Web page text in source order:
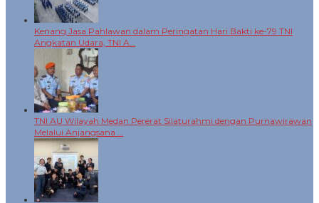
Kenang Jasa Pahlawan dalam Peringatan Hari Bakti ke-79 TNI
Angkatan Udara, TNI A…
TNI AU Wilayah Medan Pererat Silaturahmi dengan Purnawirawan
Melalui Anjangsana …